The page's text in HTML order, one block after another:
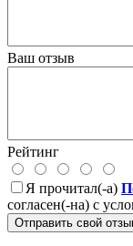
Ваш отзыв
Рейтинг
Я прочитал(-а)
согласен(-на) с
Отправить свой